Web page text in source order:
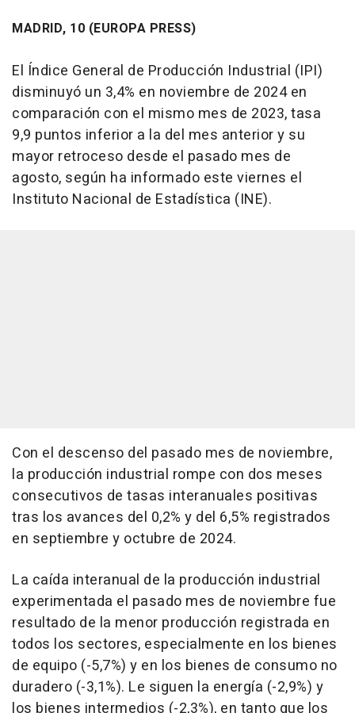
MADRID, 10 (EUROPA PRESS)
El Índice General de Producción Industrial (IPI)
disminuyó un 3,4% en noviembre de 2024 en
comparación con el mismo mes de 2023, tasa
9,9 puntos inferior a la del mes anterior y su
mayor retroceso desde el pasado mes de
agosto, según ha informado este viernes el
Instituto Nacional de Estadística (INE).
Con el descenso del pasado mes de noviembre,
la producción industrial rompe con dos meses
consecutivos de tasas interanuales positivas
tras los avances del 0,2% y del 6,5% registrados
en septiembre y octubre de 2024.
La caída interanual de la producción industrial
experimentada el pasado mes de noviembre fue
resultado de la menor producción registrada en
todos los sectores, especialmente en los bienes
de equipo (-5,7%) y en los bienes de consumo no
duradero (-3,1%). Le siguen la energía (-2,9%) y